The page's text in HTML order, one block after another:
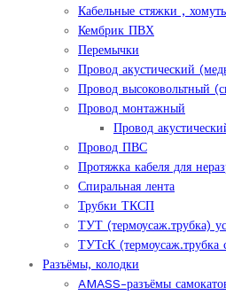
Кабельные стяжки ,
Кембрик ПВХ
Перемычки
Провод акустический
Провод высоковольтный
Провод монтажный
Провод
Провод ПВС
Протяжка кабеля для
Спиральная лента
Трубки ТКСП
ТУТ (термоусаж.трубка)
ТУТсК (термоусаж.трубка
Разъёмы, колодки
AMASS-разъёмы